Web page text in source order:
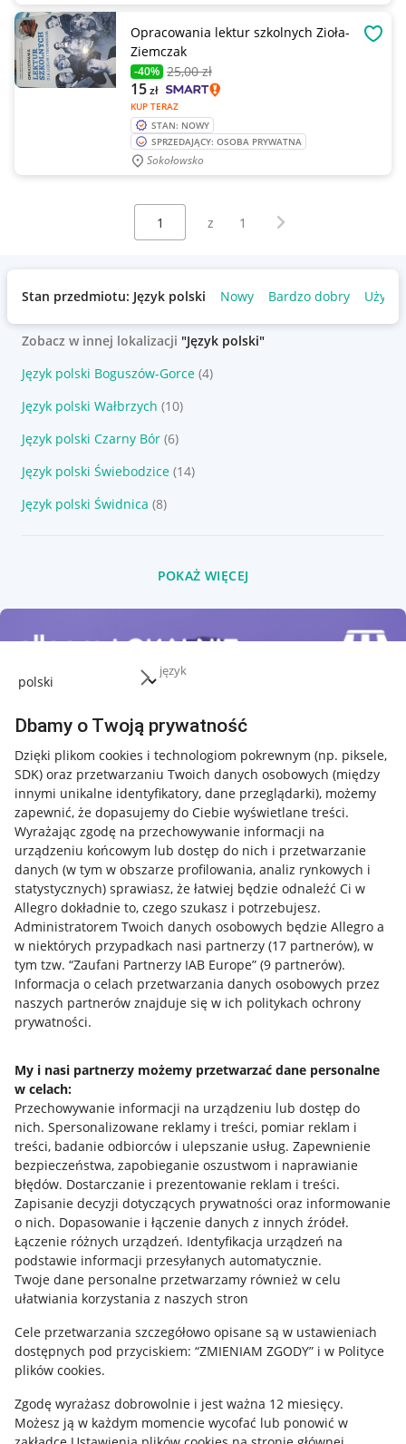
język
Dbamy o Twoją prywatność
Dzięki plikom cookies i technologiom pokrewnym (np. piksele,
SDK) oraz przetwarzaniu Twoich danych osobowych (między
innymi unikalne identyfikatory, dane przeglądarki), możemy
zapewnić, że dopasujemy do Ciebie wyświetlane treści.
Wyrażając zgodę na przechowywanie informacji na
urządzeniu końcowym lub dostęp do nich i przetwarzanie
danych (w tym w obszarze profilowania, analiz rynkowych i
statystycznych) sprawiasz, że łatwiej będzie odnaleźć Ci w
Allegro dokładnie to, czego szukasz i potrzebujesz.
Administratorem Twoich danych osobowych będzie Allegro a
w niektórych przypadkach nasi partnerzy (17 partnerów), w
tym tzw. “Zaufani Partnerzy IAB Europe” (9 partnerów).
Informacja o celach przetwarzania danych osobowych przez
naszych partnerów znajduje się w ich politykach ochrony
prywatności.
My i nasi partnerzy możemy przetwarzać dane personalne
w celach:
Przechowywanie informacji na urządzeniu lub dostęp do
nich. Spersonalizowane reklamy i treści, pomiar reklam i
treści, badanie odbiorców i ulepszanie usług. Zapewnienie
bezpieczeństwa, zapobieganie oszustwom i naprawianie
błędów. Dostarczanie i prezentowanie reklam i treści.
Zapisanie decyzji dotyczących prywatności oraz informowanie
o nich. Dopasowanie i łączenie danych z innych źródeł.
Łączenie różnych urządzeń. Identyfikacja urządzeń na
podstawie informacji przesyłanych automatycznie.
Twoje dane personalne przetwarzamy również w celu
ułatwiania korzystania z naszych stron
Cele przetwarzania szczegółowo opisane są w ustawieniach
dostępnych pod przyciskiem: “ZMIENIAM ZGODY” i w Polityce
plików cookies.
Zgodę wyrażasz dobrowolnie i jest ważna 12 miesięcy.
Możesz ją w każdym momencie wycofać lub ponowić w
Opracowania lektur szkolnych Zioła-
Ziemczak
-40% 25,00 zł
KUP TERAZ
15zł
STAN: NOWY
SPRZEDAJĄCY: OSOBA PRYWATNA
Sokołowsko
Wybierz stronę:
z 1 Następna strona
Stan przedmiotu: Język polski Nowy Bardzo dobry
Zobacz w innej lokalizacji "Język polski"
Język polski Boguszów-Gorce (4)
Język polski Wałbrzych (10)
Język polski Czarny Bór (6)
Język polski Świebodzice (14)
Język polski Świdnica (8)
POKAŻ WIĘCEJ
Przydatne informacje
Jak to działa
Allegro Gadane dla sprzedających
Allegro Gadane dla kupujących
Mapa miejscowości
Informacje prawne
Regulamin
Polityka plików "cookies"
Ustawienia plików "cookies"
Udostępnianie lokalizacji
Informacje dla Aktu o Usługach Cyfrowych
Pobierz aplikację